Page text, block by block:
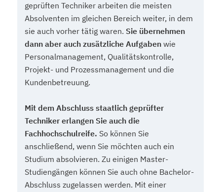
geprüften Techniker arbeiten die meisten
Absolventen im gleichen Bereich weiter, in dem
sie auch vorher tätig waren. Sie übernehmen
dann aber auch zusätzliche Aufgaben wie
Personalmanagement, Qualitätskontrolle,
Projekt- und Prozessmanagement und die
Kundenbetreuung.
Mit dem Abschluss staatlich geprüfter
Techniker erlangen Sie auch die
Fachhochschulreife. So können Sie
anschließend, wenn Sie möchten auch ein
Studium absolvieren. Zu einigen Master-
Studiengängen können Sie auch ohne Bachelor-
Abschluss zugelassen werden. Mit einer